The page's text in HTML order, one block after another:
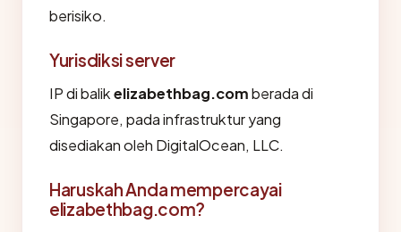
berisiko.
Yurisdiksi server
IP di balikelizabethbag.comberada di
Singapore, pada infrastruktur yang
disediakan oleh DigitalOcean, LLC.
Haruskah Anda mempercayai
elizabethbag.com?